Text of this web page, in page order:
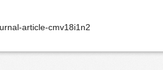
article-cmv18i1n2